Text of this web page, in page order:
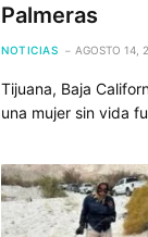
Palmeras
NOTICIAS AGOSTO 14,
Tijuana, Baja
una mujer sin vida